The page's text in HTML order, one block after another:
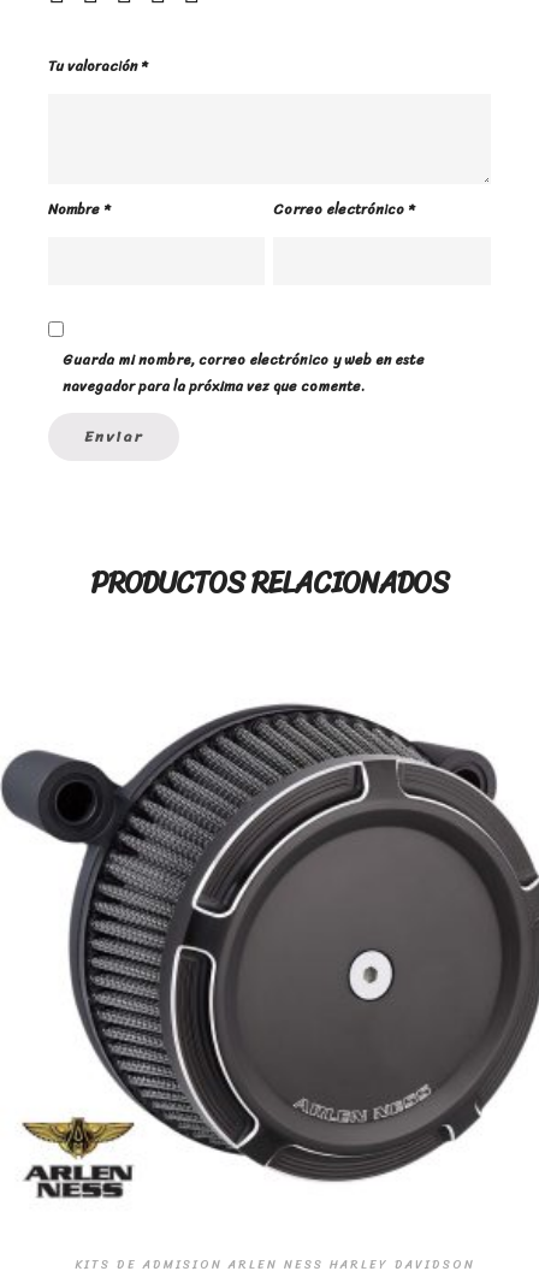
Tu valoración*
Nombre* Correo electrónico*
Guarda mi nombre, correo electrónico y web en este
navegador para la próxima vez que comente.
PRODUCTOS RELACIONADOS
KITS DE ADMISION ARLEN NESS HARLEY DAVIDSON